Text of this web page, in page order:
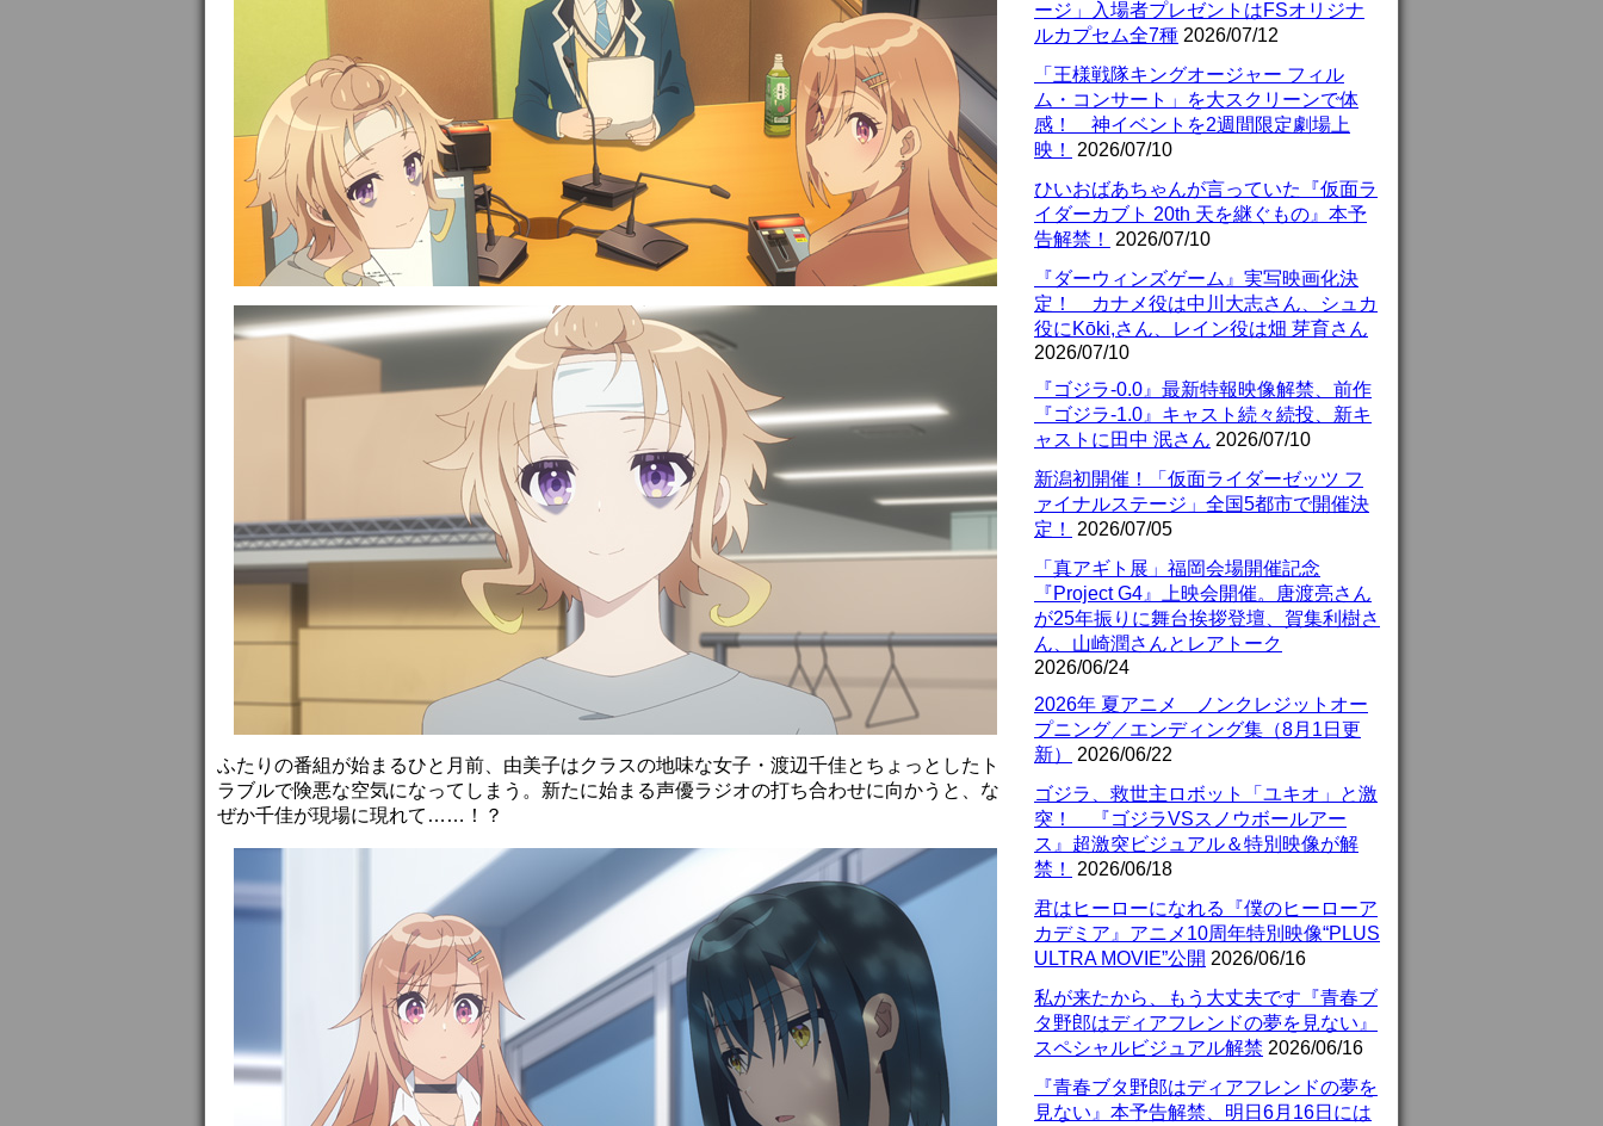
ふたりの番組が始まるひと月前、由美子はクラスの地味な女子・渡辺千佳とちょっとしたト
ラブルで険悪な空気になってしまう。新たに始まる声優ラジオの打ち合わせに向かうと、な
ぜか千佳が現場に現れて……！？
ージ」入場者プレゼントはFSオリジナ
ルカプセム全7種 2026/07/12
「王様戦隊キングオージャー フィル
ム・コンサート」を大スクリーンで体
感！ 神イベントを2週間限定劇場上
映！
2026/07/10
ひいおばあちゃんが言っていた『仮面ラ
イダーカブト 20th 天を継ぐもの』本予
告解禁！
2026/07/10
『ダーウィンズゲーム』実写映画化決
定！ カナメ役は中川大志さん、シュカ
役にKōki,さん、レイン役は畑 芽育さん
2026/07/10
『ゴジラ-0.0』最新特報映像解禁、前作
『ゴジラ-1.0』キャスト続々続投、新キ
ャストに田中 泯さん 2026/07/10
新潟初開催！「仮面ライダーゼッツ フ
ァイナルステージ」全国5都市で開催決
定！
2026/07/05
「真アギト展」福岡会場開催記念
『Project G4』上映会開催。唐渡亮さん
が25年振りに舞台挨拶登壇、賀集利樹さ
ん、山崎潤さんとレアトーク
2026/06/24
2026年 夏アニメ ノンクレジットオー
プニング／エンディング集（8月1日更
新）
2026/06/22
ゴジラ、救世主ロボット「ユキオ」と激
突！ 『ゴジラVSスノウボールアー
ス』超激突ビジュアル＆特別映像が解
禁！
2026/06/18
君はヒーローになれる『僕のヒーローア
カデミア』アニメ10周年特別映像“PLUS
ULTRA MOVIE”公開 2026/06/16
私が来たから、もう大丈夫です『青春ブ
タ野郎はディアフレンドの夢を見ない』
スペシャルビジュアル解禁 2026/06/16
『青春ブタ野郎はディアフレンドの夢を
見ない』本予告解禁、明日6月16日には